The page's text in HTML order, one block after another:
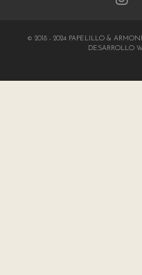
© 2018 - 2024 PAPELILLO &
DESARROLLO